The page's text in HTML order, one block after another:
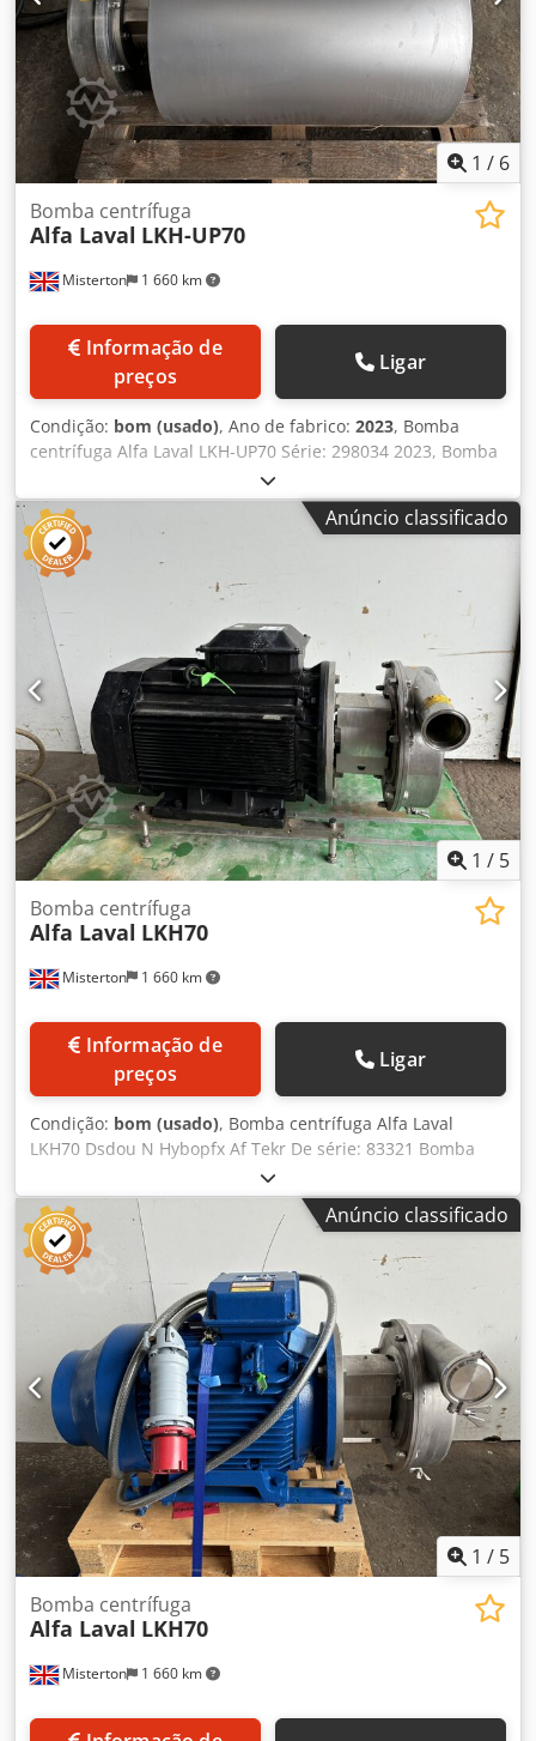
comando Estado: Usado Preço: Sob consulta
1 / 6
Misterton 1 660 km
Bomba centrífuga
Alfa Laval LKH-UP70
preços
Ligar
Condição: bom (usado), Ano de fabrico: 2023, Bomba
centrífuga Alfa Laval LKH-UP70 Série: 298034 2023, Bomba
centrífuga inoxidável, motor 22Kw, 3Ph Dksdpfju N Hz Sox
Af Tsr
Anúncio classificado
1 / 5
Misterton 1 660 km
Bomba centrífuga
Alfa Laval LKH70
preços
Ligar
Condição: bom (usado), Bomba centrífuga Alfa Laval
LKH70 Dsdou N Hybopfx Af Tekr De série: 83321 Bomba
centrífuga em aço inoxidável, motor 30Kw, 3Ph
Anúncio classificado
1 / 5
Misterton 1 660 km
Bomba centrífuga
Alfa Laval LKH70